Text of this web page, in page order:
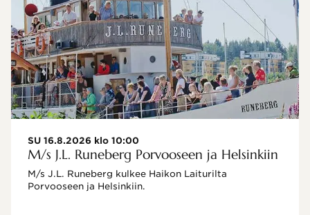
SU 16.8.2026 klo 10:00
M/s J.L. Runeberg Porvooseen ja Helsinkiin
M/s J.L. Runeberg kulkee Haikon Laiturilta
Porvooseen ja Helsinkiin.